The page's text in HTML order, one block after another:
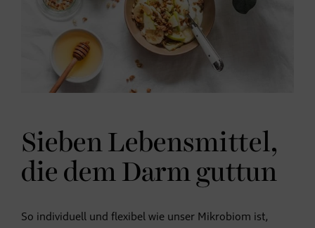
Sieben Lebensmittel,
die dem Darm guttun
So individuell und flexibel wie unser Mikrobiom ist,